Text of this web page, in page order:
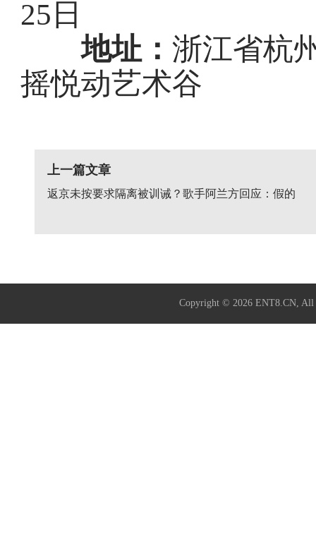
25日
地址：浙江省杭
摇悦动艺术谷
上一篇文章
返京未按要求隔离被训诫？歌手阿兰方回应：假的
Copyright © 2026 ENT8.CN, All